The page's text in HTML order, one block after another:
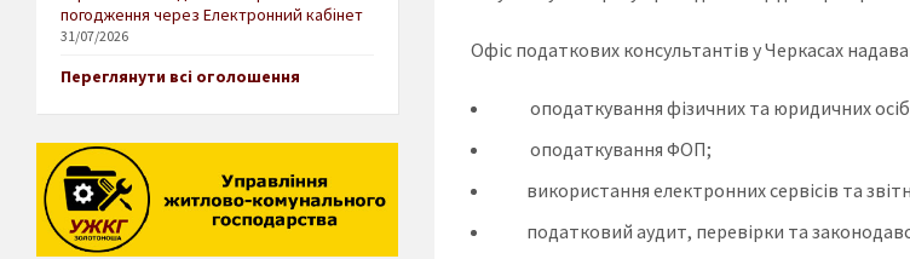
Офіс податкових консультантів у Черкасах
оподаткування фізичних та юридичних
оподаткування ФОП;
використання електронних сервісів та
податковий аудит, перевірки та
погодження через Електронний кабінет
31/07/2026
Переглянути всі оголошення